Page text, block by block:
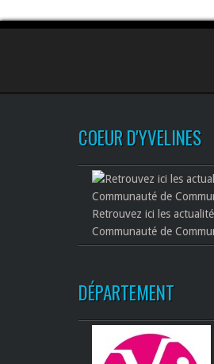
COEUR D'YVELINES
Retrouvez ici les
Communauté de
DÉPARTEMENT